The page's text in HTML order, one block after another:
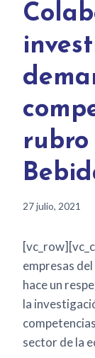
27 julio, 2021
empresas
hace un
la
sector de la